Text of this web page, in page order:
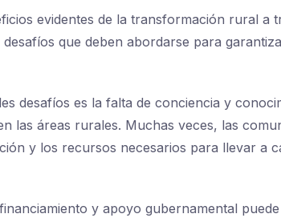
evidentes de la transformación rural a
que deben abordarse para
desafíos es la falta de conciencia y
las áreas rurales. Muchas veces, las
y los recursos necesarios para llevar a
y apoyo gubernamental